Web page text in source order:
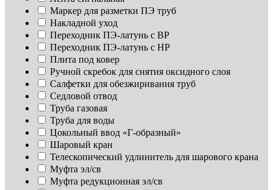
Маркер для разметки ПЭ труб
Накладной уход
Переходник ПЭ-латунь с ВР
Переходник ПЭ-латунь с НР
Плита под ковер
Ручной скребок для снятия оксидного слоя
Салфетки для обезжиривания труб
Седловой отвод
Труба газовая
Труба для воды
Цокольный ввод «Г-образный»
Шаровый кран
Телескопический удлинитель для шарового крана
Муфта эл/св
Муфта редукционная эл/св